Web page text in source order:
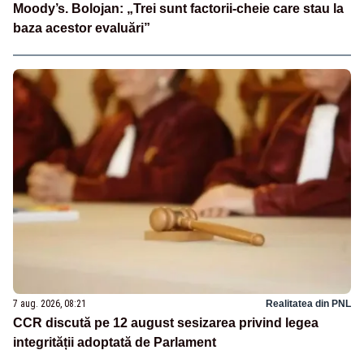
Moody’s. Bolojan: „Trei sunt factorii-cheie care stau la
baza acestor evaluări”
7 aug. 2026, 08:21 Realitatea din PNL
CCR discută pe 12 august sesizarea privind legea
integrității adoptată de Parlament